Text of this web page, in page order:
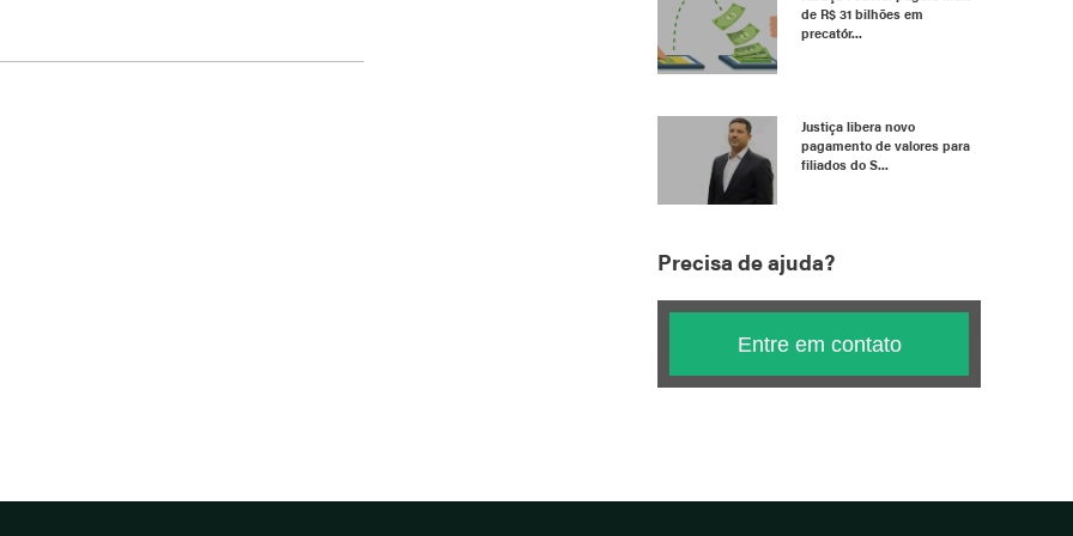
de R$ 31 bilhões em
precatór...
Justiça libera novo
pagamento de valores para
filiados do S...
Precisa de ajuda?
Entre em contato